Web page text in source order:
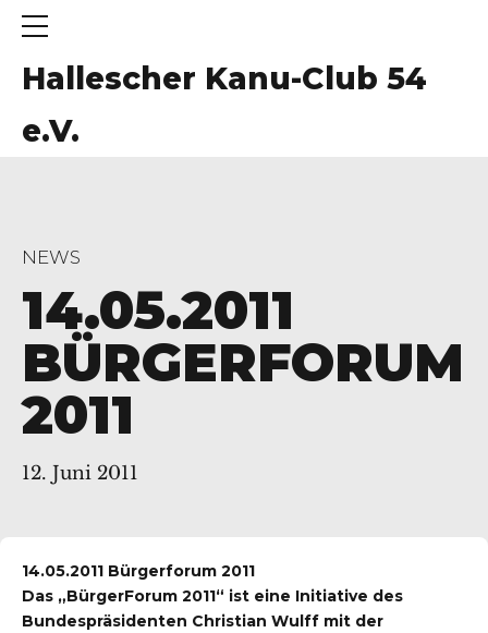
Hallescher Kanu-Club 54
e.V.
NEWS
14.05.2011
BÜRGERFORUM
2011
12. Juni 2011
14.05.2011 Bürgerforum 2011
Das „BürgerForum 2011“ ist eine Initiative des
Bundespräsidenten Christian Wulff mit der